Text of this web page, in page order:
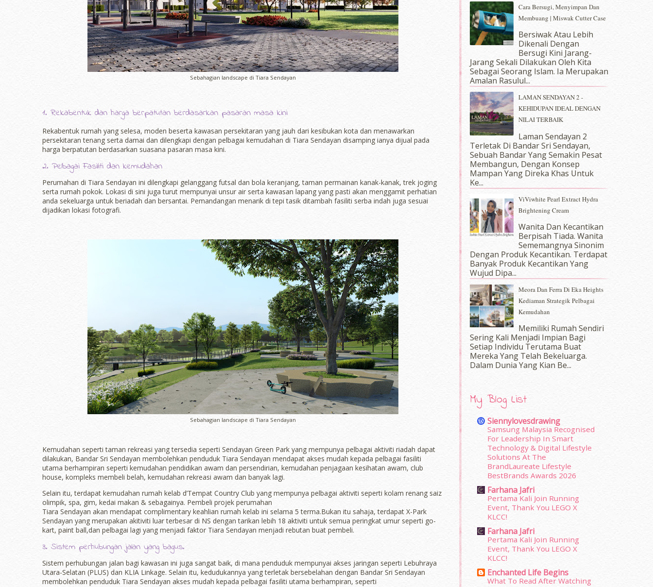
Sebahagian landscape di Tiara Sendayan
1. Rekabentuk dan harga berpatutan berdasarkan pasaran masa kini
Rekabentuk rumah yang selesa, moden beserta kawasan persekitaran yang jauh dari kesibukan kota dan menawarkan
persekitaran tenang serta damai dan dilengkapi dengan pelbagai kemudahan di Tiara Sendayan disamping ianya dijual pada
harga berpatutan berdasarkan suasana pasaran masa kini.
2. Pelbagai Fasiliti dan kemudahan
Perumahan di Tiara Sendayan ini dilengkapi gelanggang futsal dan bola keranjang, taman permainan kanak-kanak, trek joging
serta rumah pokok. Lokasi di sini juga turut mempunyai unsur air serta kawasan lapang yang pasti akan menggamit perhatian
anda sekeluarga untuk beriadah dan bersantai. Pemandangan menarik di tepi tasik ditambah fasiliti serba indah juga sesuai
dijadikan lokasi fotografi.
Sebahagian landscape di Tiara Sendayan
Kemudahan seperti taman rekreasi yang tersedia seperti Sendayan Green Park yang mempunya pelbagai aktiviti riadah dapat
dilakukan, Bandar Sri Sendayan membolehkan penduduk Tiara Sendayan mendapat akses mudah kepada pelbagai fasiliti
utama berhampiran seperti kemudahan pendidikan awam dan persendirian, kemudahan penjagaan kesihatan awam, club
house, kompleks membeli belah, kemudahan rekreasi awam dan banyak lagi.
Selain itu, terdapat kemudahan rumah kelab d’Tempat Country Club yang mempunya pelbagai aktiviti seperti kolam renang saiz
olimpik, spa, gim, kedai makan & sebagainya. Pembeli projek perumahan
Tiara Sendayan akan mendapat complimentary keahlian rumah kelab ini selama 5 terma.Bukan itu sahaja, terdapat X-Park
Sendayan yang merupakan akitiviti luar terbesar di NS dengan tarikan lebih 18 aktiviti untuk semua peringkat umur seperti go-
kart, paint ball,dan pelbagai lagi yang menjadi faktor Tiara Sendayan menjadi rebutan buat pembeli.
3. Sistem perhubungan jalan yang bagus.
Sistem perhubungan jalan bagi kawasan ini juga sangat baik, di mana penduduk mempunyai akses jaringan seperti Lebuhraya
Utara-Selatan (PLUS) dan KLIA Linkage. Selain itu, kedudukannya yang terletak bersebelahan dengan Bandar Sri Sendayan
membolehkan penduduk Tiara Sendayan akses mudah kepada pelbagai fasiliti utama berhampiran, seperti
Cara Bersugi, Menyimpan Dan
Membuang | Miswak Cutter Case
Bersiwak Atau Lebih
Dikenali Dengan
Bersugi Kini Jarang-
Jarang Sekali Dilakukan Oleh Kita
Sebagai Seorang Islam. Ia Merupakan
Amalan Rasulul...
LAMAN SENDAYAN 2 -
KEHIDUPAN IDEAL DENGAN
NILAI TERBAIK
Laman Sendayan 2
Terletak Di Bandar Sri Sendayan,
Sebuah Bandar Yang Semakin Pesat
Membangun, Dengan Konsep
Mampan Yang Direka Khas Untuk
Ke...
ViViwhite Pearl Extract Hydra
Brightening Cream
Wanita Dan Kecantikan
Berpisah Tiada. Wanita
Sememangnya Sinonim
Dengan Produk Kecantikan. Terdapat
Banyak Produk Kecantikan Yang
Wujud Dipa...
Meora Dan Ferra Di Eka Heights
Kediaman Strategik Pelbagai
Kemudahan
Memiliki Rumah Sendiri
Sering Kali Menjadi Impian Bagi
Setiap Individu Terutama Buat
Mereka Yang Telah Bekeluarga.
Dalam‍ Dunia Yang Kian Be...
My Blog List
Siennylovesdrawing
Samsung Malaysia Recognised
For Leadership In Smart
Technology & Digital Lifestyle
Solutions At The
BrandLaureate Lifestyle
BestBrands Awards 2026
Farhana Jafri
Pertama Kali Join Running
Event, Thank You LEGO X
KLCC!
Farhana Jafri
Pertama Kali Join Running
Event, Thank You LEGO X
KLCC!
Enchanted Life Begins
What To Read After Watching